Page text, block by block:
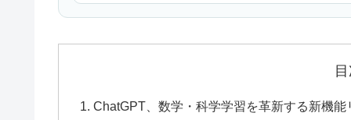
ChatGPT、数学・科学学習を革新する新機